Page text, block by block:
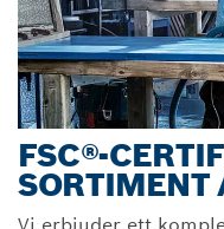
FSC®-
SORTIMENT